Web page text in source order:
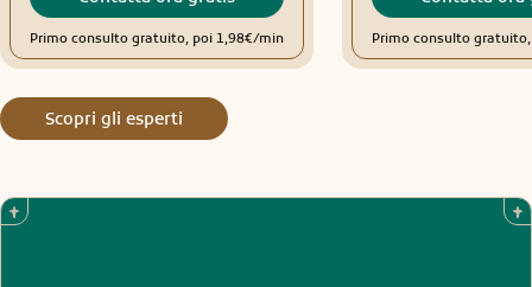
Primo consulto gratuito, poi 1,98€/min Primo consulto
Scopri gli esperti